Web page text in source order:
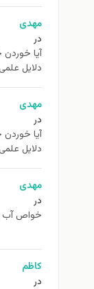
مهدی
در
آیا
دلایل
مهدی
در
آیا
دلایل
مهدی
در
خواص آب
کاظم
در